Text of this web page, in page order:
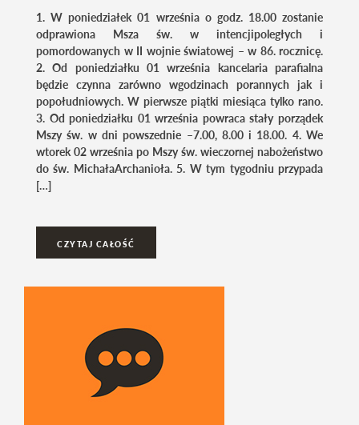
1. W poniedziałek 01 września o godz. 18.00 zostanie
odprawiona Msza św. w intencjipoległych i
pomordowanych w II wojnie światowej – w 86. rocznicę.
2. Od poniedziałku 01 września kancelaria parafialna
będzie czynna zarówno wgodzinach porannych jak i
popołudniowych. W pierwsze piątki miesiąca tylko rano.
3. Od poniedziałku 01 września powraca stały porządek
Mszy św. w dni powszednie –7.00, 8.00 i 18.00. 4. We
wtorek 02 września po Mszy św. wieczornej nabożeństwo
do św. MichałaArchanioła. 5. W tym tygodniu przypada
[…]
CZYTAJ CAŁOŚĆ